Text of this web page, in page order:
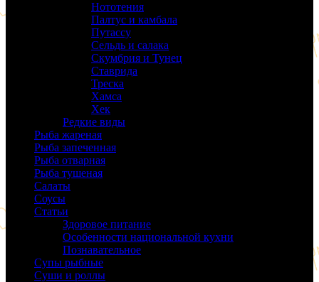
Нототения
Палтус и камбала
Путассу
Сельдь и салака
Скумбрия и Тунец
Ставрида
Треска
Хамса
Хек
Редкие виды
Рыба жареная
Рыба запеченная
Рыба отварная
Рыба тушеная
Салаты
Соусы
Статьи
Здоровое питание
Особенности национальной кухни
Познавательное
Супы рыбные
Суши и роллы